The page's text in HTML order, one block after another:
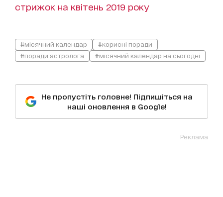
стрижок на квітень 2019 року
#місячний календар
#корисні поради
#поради астролога
#місячний календар на сьогодні
Не пропустіть головне! Підпишіться на
наші оновлення в Google!
Реклама